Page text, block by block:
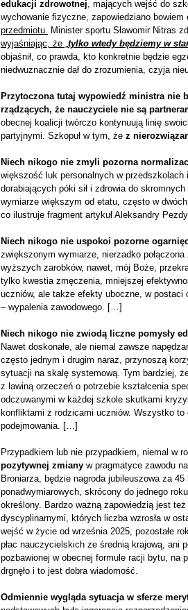
edukacji zdrowotnej, mających wejść do
wychowanie fizyczne, zapowiedziano bowiem
przedmiotu. Minister sportu Sławomir Nitras
wyjaśniając, że „tylko wtedy będziemy w
objaśnił, co prawda, kto konkretnie będzie
niedwuznacznie dał do zrozumienia, czyja
Przytoczona tutaj wypowiedź ministra nie
rządzących, że nauczyciele nie są
obecnej koalicji twórczo kontynuują linię
partyjnymi. Szkopuł w tym, że z
Niech nikogo nie zmyli pozorna
większość luk personalnych w
dorabiających póki sił i zdrowia do
wymiarze większym od etatu, często w
co ilustruje fragment artykuł Aleksandry
Niech nikogo nie uspokoi pozorne
zwiększonym wymiarze, nierzadko
wyższych zarobków, nawet, mój Boże,
tylko kwestia zmęczenia, mniejszej
uczniów, ale także efekty uboczne, w postaci
– wypalenia zawodowego. […]
Niech nikogo nie zwiodą liczne pomysły
Nawet doskonałe, ale niemal zawsze
często jednym i drugim naraz, przynoszą
sytuacji na skalę systemową. Tym bardziej,
z lawiną orzeczeń o potrzebie kształcenia
odczuwanymi w każdej szkole skutkami
konfliktami z rodzicami uczniów. Wszystko
podejmowania. […]
Przypadkiem lub nie przypadkiem, niemal w
pozytywnej zmianyw pragmatyce zawodu
Broniarza, będzie nagroda jubileuszowa za
ponadwymiarowych, skrócony do jednego
określony. Bardzo ważną zapowiedzią jest
dyscyplinarnymi, których liczba wzrosła w
wejść w życie od września 2025, pozostałe
płac nauczycielskich ze średnią krajową, ani
pozbawionej w obecnej formule racji bytu, na
drgnęło i to jest dobra wiadomość.
Odmiennie wygląda sytuacja w sferze